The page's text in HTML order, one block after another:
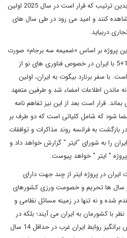
به زمانی حدود چهل سال نیاز دارد. بدین ترتیب که قرار است در سال 2025 اولین
کنند و امید می رود در طی سال های
پروژه بر اساس «ضمیمه سه برجام» صورت
می گیرد که در آن به همکاری های 1+5 با ایران در خصوص فناوری های نو از
با سفر برنارد بیگوت به ایران، اولین
ماندن اطلاعات امضاء شد و طرفین متعهد
قرار است بعد از این نیز تفاهم نامه
شود که شامل کلیاتی است که دو طرف بر
بازگشت به فرانسه روند مذاکرات و توافقات
را به شورای "ایتر " گزارش خواهد داد و
" ایتر " خواهد پیوست.
در پروژه ایتر از چند جهت دارای
ها تحریم و خصومت ورزی کشورهای
شده و نه تنها در زمینه مسائل نظامی و
با کشورمان به ایران می آیند؛ بلکه در
حوزه هسته ای نیز که موضوع چالش برانگیز روابط ایران غرب در حداقل 14 سال